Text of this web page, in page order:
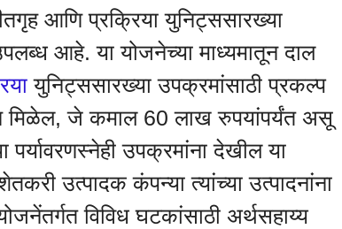
आणि प्रक्रिया युनिट्ससारख्या
आहे. या योजनेच्या माध्यमातून दाल
युनिट्ससारख्या उपक्रमांसाठी प्रकल्प
मिळेल, जे कमाल 60 लाख रुपयांपर्यंत असू
उपक्रमांना देखील या
उत्पादक कंपन्या त्यांच्या उत्पादनांना
विविध घटकांसाठी अर्थसहाय्य